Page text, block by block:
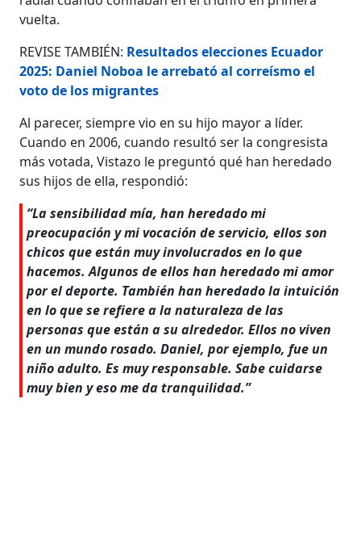
vuelta.
REVISE TAMBIÉN: Resultados elecciones Ecuador
2025: Daniel Noboa le arrebató al correísmo el
voto de los migrantes
Al parecer, siempre vio en su hijo mayor a líder.
Cuando en 2006, cuando resultó ser la congresista
más votada, Vistazo le preguntó qué han heredado
sus hijos de ella, respondió:
“La sensibilidad mía, han heredado mi
preocupación y mi vocación de servicio, ellos son
chicos que están muy involucrados en lo que
hacemos. Algunos de ellos han heredado mi amor
por el deporte. También han heredado la intuición
en lo que se refiere a la naturaleza de las
personas que están a su alrededor. Ellos no viven
en un mundo rosado. Daniel, por ejemplo, fue un
niño adulto. Es muy responsable. Sabe cuidarse
muy bien y eso me da tranquilidad.”